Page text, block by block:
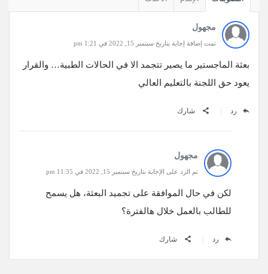
مجهول
تمت إضافة إجابة بتاريخ سبتمبر 15, 2022 في 1:21 pm
بعثة الماجستير ما يصير تتجمد الا في الحالات الطبية… والقرار
يعود حق اللجنة بالتعليم العالي
رد شارك
مجهول
تم الرد على الإجابة بتاريخ سبتمبر 15, 2022 في 11:35 pm
لكن في حال الموافقة على تجميد البعثة، هل يسمح
للطالب بالعمل خلال هالفترة؟
رد شارك